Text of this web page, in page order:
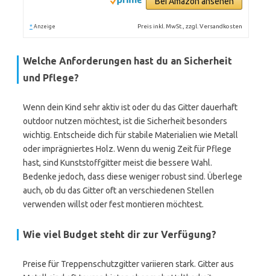
* Anzeige Preis inkl. MwSt., zzgl. Versandkosten
Welche Anforderungen hast du an Sicherheit
und Pflege?
Wenn dein Kind sehr aktiv ist oder du das Gitter dauerhaft
outdoor nutzen möchtest, ist die Sicherheit besonders
wichtig. Entscheide dich für stabile Materialien wie Metall
oder imprägniertes Holz. Wenn du wenig Zeit für Pflege
hast, sind Kunststoffgitter meist die bessere Wahl.
Bedenke jedoch, dass diese weniger robust sind. Überlege
auch, ob du das Gitter oft an verschiedenen Stellen
verwenden willst oder fest montieren möchtest.
Wie viel Budget steht dir zur Verfügung?
Preise für Treppenschutzgitter variieren stark. Gitter aus